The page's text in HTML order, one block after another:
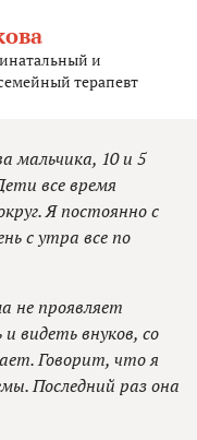
и
терапевт
мальчика, 10 и 5
все время
Я постоянно с
с утра все по
не проявляет
видеть внуков, со
Говорит, что я
Последний раз она